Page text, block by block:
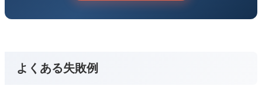
よくある失敗例